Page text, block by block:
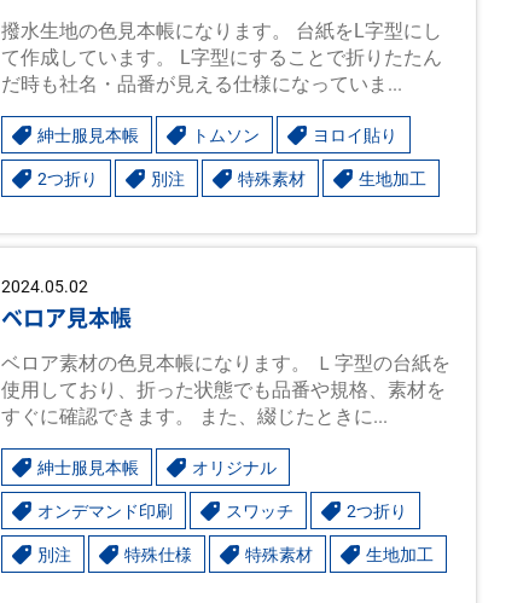
撥水生地の色見本帳になります。 台紙をL字型にし
て作成しています。 L字型にすることで折りたたん
だ時も社名・品番が見える仕様になっていま...
紳士服見本帳 トムソン ヨロイ貼り
2つ折り 別注 特殊素材 生地加工
2024.05.02
ベロア見本帳
ベロア素材の色見本帳になります。 Ｌ字型の台紙を
使用しており、折った状態でも品番や規格、素材を
すぐに確認できます。 また、綴じたときに...
紳士服見本帳 オリジナル
オンデマンド印刷 スワッチ 2つ折り
別注 特殊仕様 特殊素材 生地加工